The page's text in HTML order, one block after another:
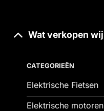
Wat verkopen wij
CATEGORIEËN
Elektrische Fietsen
Elektrische motoren